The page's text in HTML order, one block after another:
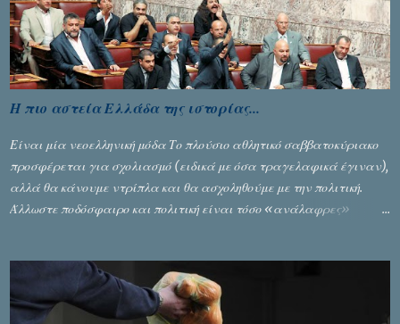
δυσάρεστα...
Η πιο αστεία Ελλάδα της ιστορίας...
Είναι μία νεοελληνική μόδα Το πλούσιο αθλητικό σαββατοκύριακο
προσφέρεται για σχολιασμό (ειδικά με όσα τραγελαφικά έγιναν),
αλλά θα κάνουμε ντρίπλα και θα ασχοληθούμε με την πολιτική.
Άλλωστε ποδόσφαιρο και πολιτική είναι τόσο «ανάλαφρες»